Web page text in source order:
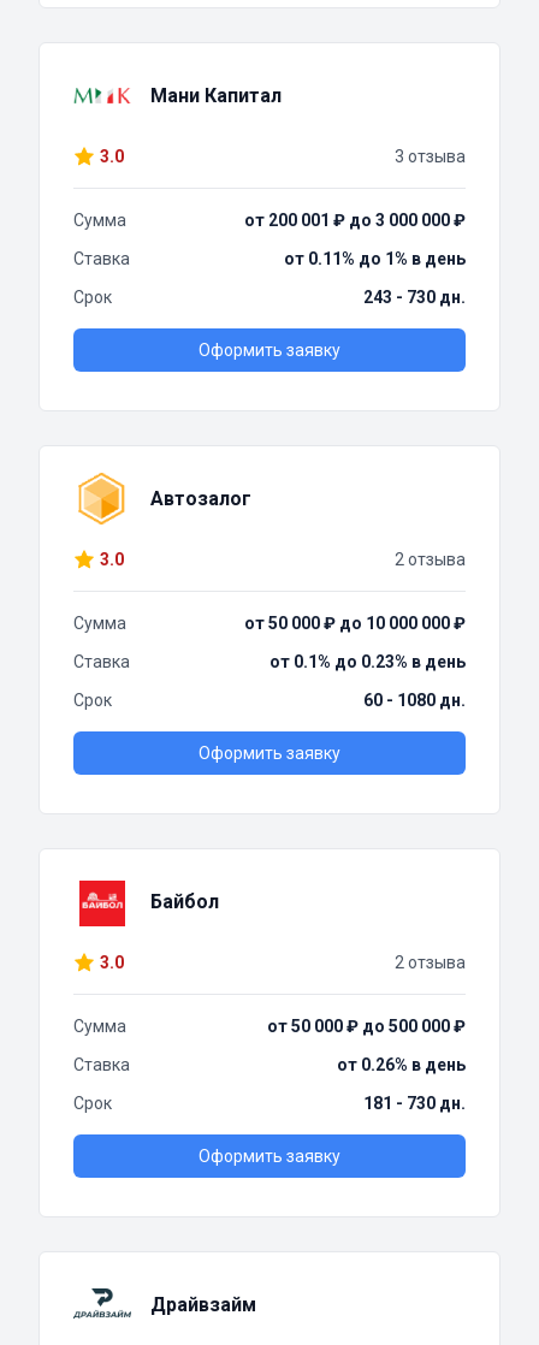
Мани Капитал
3.0 3 отзыва
Сумма
от 200 001 ₽ до 3 000 000 ₽
Ставка
от 0.11% до 1% в день
Срок
243 - 730 дн.
Оформить заявку
Автозалог
3.0 2 отзыва
Сумма
от 50 000 ₽ до 10 000 000 ₽
Ставка
от 0.1% до 0.23% в день
Срок
60 - 1080 дн.
Оформить заявку
Байбол
3.0 2 отзыва
Сумма
от 50 000 ₽ до 500 000 ₽
Ставка
от 0.26% в день
Срок
181 - 730 дн.
Оформить заявку
Драйвзайм